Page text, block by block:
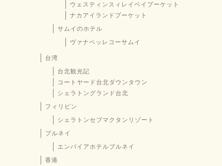
ウェスティンスィレイベイプーケット
ナカアイランドプーケット
サムイのホテル
ヴァナベッレコーサムイ
台湾
台北観光記
コートヤード台北ダウンタウン
シェラトングランド台北
フィリピン
シェラトンセブマクタンリゾート
ブルネイ
エンパイアホテルブルネイ
香港